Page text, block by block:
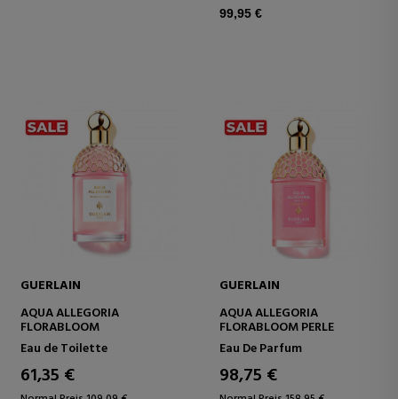
99,95 €
GUERLAIN
AQUA ALLEGORIA
FLORABLOOM
Eau de Toilette
61,35 €
GUERLAIN
AQUA ALLEGORIA
FLORABLOOM PERLE
Eau De Parfum
98,75 €